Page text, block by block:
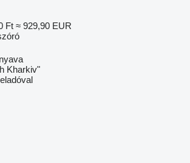
Ft ≈ 929,90 EUR
Kharkiv"